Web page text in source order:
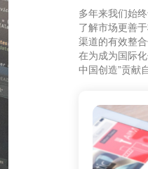
多年来我们始
了解市场更善
渠道的有效整
在为成为国际
中国创造”贡献